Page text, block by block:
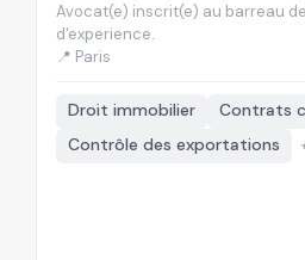
Avocat(e) inscrit(e) au barreau de
d'experience.
📍 Paris
Droit immobilier
Contrats
Contrôle des exportations